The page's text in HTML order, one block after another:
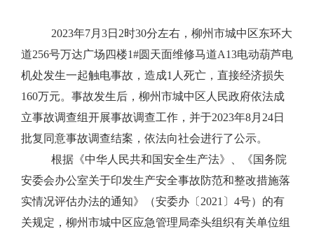
互动回应
数据专题
2023年7月 3日 2时30分左右，柳州市城中区东环大
道256号万达广场四楼1#圆天面维修马道A13电动葫芦电
机处发生一起触电事故，造成1 人死亡，直接经济损失
160万元。事故发生后，柳州市城中区人民政府依法成
立事故调查组开展事故调查工作，并于2023年8月 24日
批复同意事故调查结案，依法向社会进行了公示。
根据《中华人民共和国安全生产法》、《国务院
安委会办公室关于印发生产安全事故防范和整改措施落
实情况评估办法的通知》（安委办〔 2021 〕 4号）的有
关规定，柳州市城中区应急管理局牵头组织有关单位组